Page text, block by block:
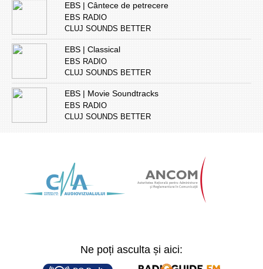
EBS | Cântece de petrecere
EBS RADIO
CLUJ SOUNDS BETTER
EBS | Classical
EBS RADIO
CLUJ SOUNDS BETTER
EBS | Movie Soundtracks
EBS RADIO
CLUJ SOUNDS BETTER
Ne poți asculta și aici: